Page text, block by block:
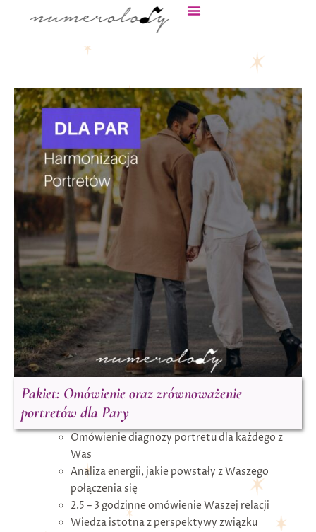
Pakiet: Omówienie oraz zrównoważenie
portretów dla Pary
Omówienie diagnozy portretu dla każdego z
Was
Analiza energii, jakie powstały z Waszego
połączenia się
2.5 – 3 godzinne omówienie Waszej relacji
Wiedza istotna z perspektywy związku